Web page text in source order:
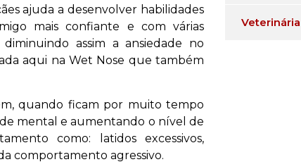
ajuda a desenvolver habilidades
mais confiante e com várias
assim a ansiedade no
aqui na Wet Nose que também
quando ficam por muito tempo
mental e aumentando o nível de
como: latidos excessivos,
comportamento agressivo.